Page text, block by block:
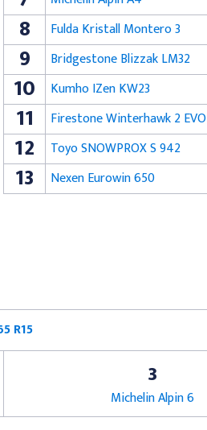
8 Fulda Kristall Montero 3
9 Bridgestone Blizzak LM32
10 Kumho IZen KW23
11 Firestone Winterhawk 2 EVO
12 Toyo SNOWPROX S 942
13 Nexen Eurowin 650
R15
3
Michelin Alpin 6